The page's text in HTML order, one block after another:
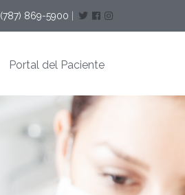
(787) 869-5900
Portal del Paciente